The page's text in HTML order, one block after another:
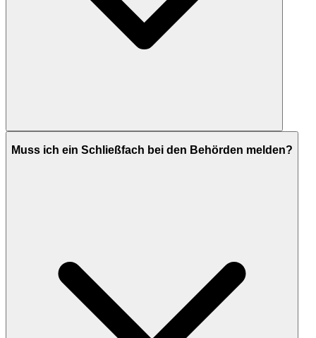
Muss ich ein Schließfach bei den Behörden melden?